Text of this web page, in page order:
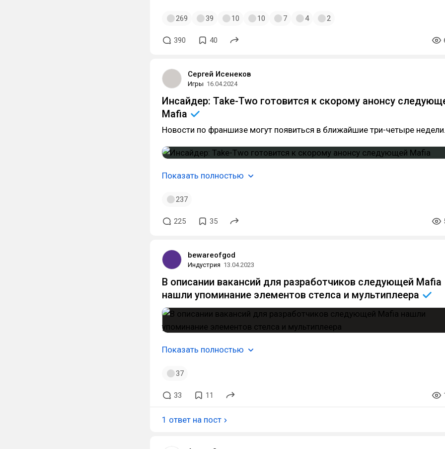
269 39 10 10 7 4 2
390 40
Сергей Исенеков
Игры 16.04.2024
Инсайдер: Take-Two готовится к скорому анонсу
Mafia
Новости по франшизе могут появиться в ближайшие три-четыре
Показать полностью
237
225 35
bewareofgod
Индустрия 13.04.2023
В описании вакансий для разработчиков следующей Mafia
нашли упоминание элементов стелса и мультиплеера
Показать полностью
37
33 11
1 ответ на пост